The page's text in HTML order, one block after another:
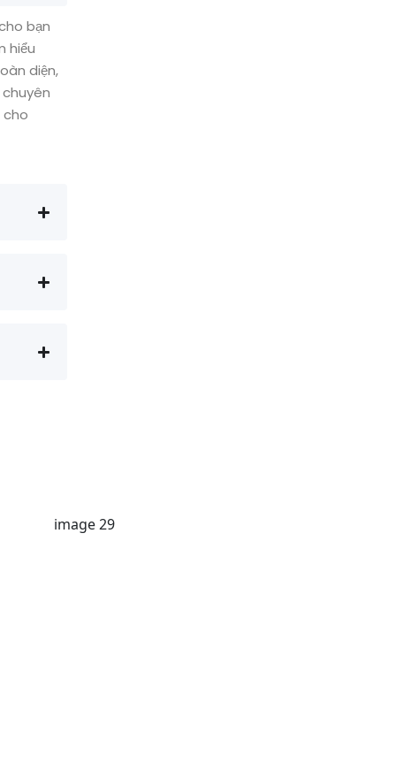
bạn
hiểu
diện,